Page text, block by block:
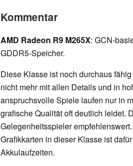
Kommentar
AMD Radeon R9 M265X: GCN-
GDDR5-Speicher.
Diese Klasse ist noch durchaus
nicht mehr mit allen Details und in
anspruchsvolle Spiele laufen nur in
grafische Qualität oft deutlich leidet.
Gelegenheitsspieler
Grafikkarten in dieser Klasse ist
Akkulaufzeiten.